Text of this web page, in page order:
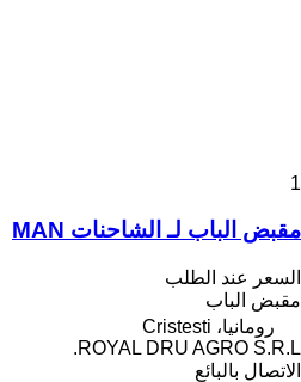
1
مقبض الباب لـ الشاحنات MAN
السعر عند الطلب
مقبض الباب
رومانيا، Cristesti
ROYAL DRU AGRO S.R.L.
الاتصال بالبائع